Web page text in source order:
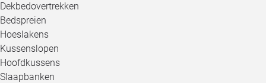
Dekbedovertrekken
Bedspreien
Hoeslakens
Kussenslopen
Hoofdkussens
Slaapbanken